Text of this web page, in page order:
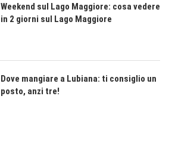
Weekend sul Lago Maggiore: cosa vedere
in 2 giorni sul Lago Maggiore
Dove mangiare a Lubiana: ti consiglio un
posto, anzi tre!